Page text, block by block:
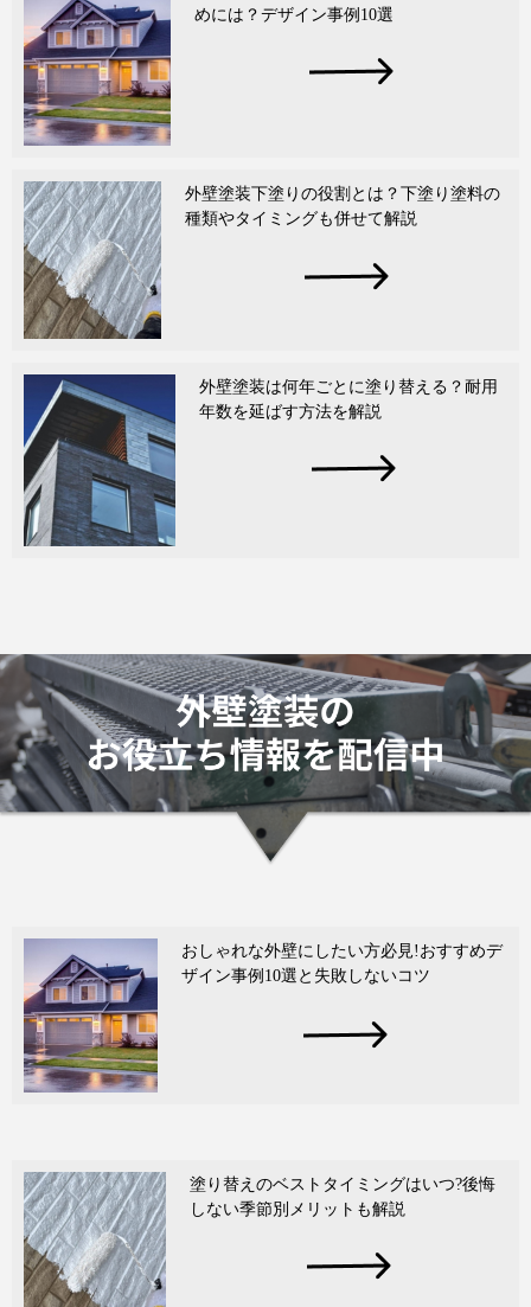
めには？デザイン事例10選
外壁塗装下塗りの役割とは？下塗り塗料の
種類やタイミングも併せて解説
外壁塗装は何年ごとに塗り替える？耐用
年数を延ばす方法を解説
おしゃれな外壁にしたい方必見!おすすめデ
ザイン事例10選と失敗しないコツ
塗り替えのベストタイミングはいつ?後悔
しない季節別メリットも解説